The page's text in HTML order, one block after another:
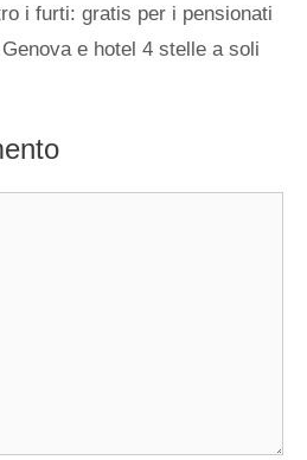
i furti: gratis per i pensionati
e hotel 4 stelle a soli